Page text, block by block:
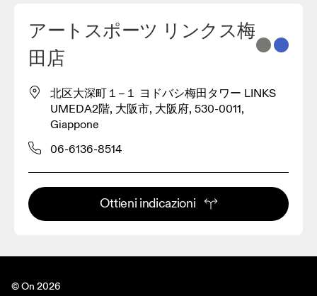
アートスポーツ リンクス梅
田店
北区大深町１−１ ヨドバシ梅田タワー LINKS
UMEDA2階, 大阪市, 大阪府, 530-0011,
Giappone
06-6136-8514
Ottieni indicazioni
© On 2026